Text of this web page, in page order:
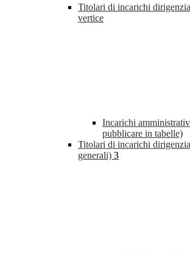
Titolari di incarichi
vertice
Incarichi
pubblicare in tabelle)
Titolari di incarichi
generali) 3